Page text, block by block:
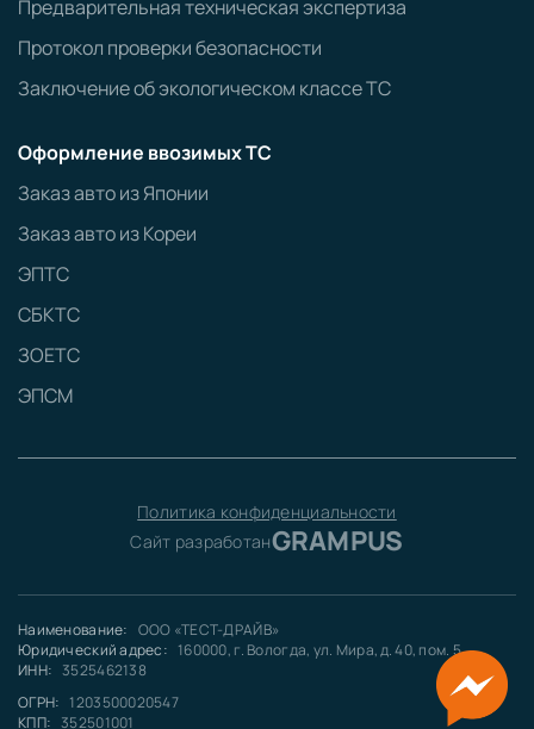
Предварительная техническая экспертиза
Протокол проверки безопасности
Заключение об экологическом классе ТС
Оформление ввозимых ТС
Заказ авто из Японии
Заказ авто из Кореи
ЭПТС
СБКТС
ЗОЕТС
ЭПСМ
Политика конфиденциальности
Сайт разработанGRAMPUS
Наименование: ООО «ТЕСТ-ДРАЙВ»
Юридический адрес: 160000, г. Вологда, ул. Мира, д. 40, пом. 5
ИНН: 3525462138
ОГРН: 1203500020547
КПП: 352501001